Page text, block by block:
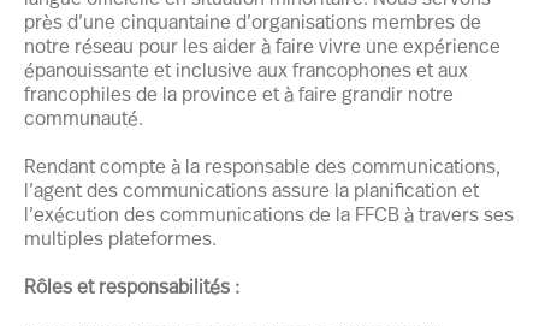
près d’une cinquantaine d’organisations membres de
notre réseau pour les aider à faire vivre une expérience
épanouissante et inclusive aux francophones et aux
francophiles de la province et à faire grandir notre
communauté.
Rendant compte à la responsable des communications,
l’agent des communications assure la planification et
l’exécution des communications de la FFCB à travers ses
multiples plateformes.
Rôles et responsabilités :